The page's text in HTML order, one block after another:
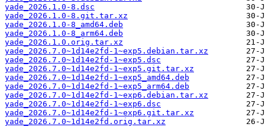
yade_2026.1.0-8.dsc
yade_2026.1.0-8.git.tar.xz
yade_2026.1.0-8_amd64.deb
yade_2026.1.0-8_arm64.deb
yade_2026.1.0.orig.tar.xz
yade_2026.7.0~1d14e2fd-1~exp5.debian.tar.xz
yade_2026.7.0~1d14e2fd-1~exp5.dsc
yade_2026.7.0~1d14e2fd-1~exp5.git.tar.xz
yade_2026.7.0~1d14e2fd-1~exp5_amd64.deb
yade_2026.7.0~1d14e2fd-1~exp5_arm64.deb
yade_2026.7.0~1d14e2fd-1~exp6.debian.tar.xz
yade_2026.7.0~1d14e2fd-1~exp6.dsc
yade_2026.7.0~1d14e2fd-1~exp6.git.tar.xz
yade_2026.7.0~1d14e2fd.orig.tar.xz